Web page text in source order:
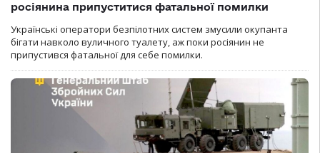
росіянина припуститися фатальної помилки
Українські оператори безпілотних систем змусили окупанта
бігати навколо вуличного туалету, аж поки росіянин не
припустився фатальної для себе помилки.